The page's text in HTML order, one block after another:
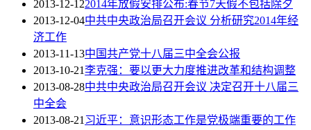
2013-12-122014年放假安排公布:春节7天假不包括除夕
2013-12-04中共中央政治局召开会议 分析研究2014年经
济工作
2013-11-13中国共产党十八届三中全会公报
2013-10-21李克强：要以更大力度推进改革和结构调整
2013-08-28中共中央政治局召开会议 决定召开十八届三
中全会
2013-08-21习近平：意识形态工作是党极端重要的工作